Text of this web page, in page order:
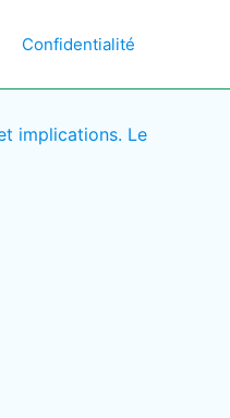
Confidentialité
implications. Le